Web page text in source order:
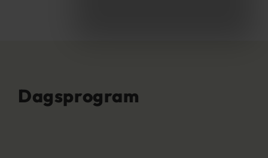
Dagsprogram